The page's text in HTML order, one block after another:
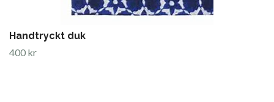
Handtryckt duk
400 kr